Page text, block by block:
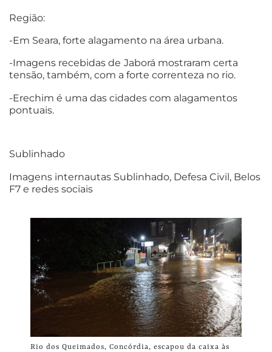
Região:
-Em Seara, forte alagamento na área urbana.
-Imagens recebidas de Jaborá mostraram certa
tensão, também, com a forte correnteza no rio.
-Erechim é uma das cidades com alagamentos
pontuais.
Sublinhado
Imagens internautas Sublinhado, Defesa Civil, Belos
F7 e redes sociais
Rio dos Queimados, Concórdia, escapou da caixa às